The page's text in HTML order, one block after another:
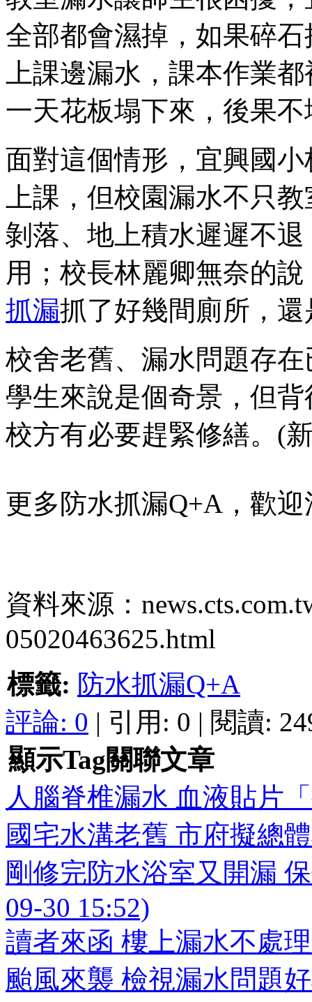
全部都會濕掉，如果碎
上課邊漏水，課本作業
一天花板塌下來，後果
面對這個情形，宜興國
上課，但校園漏水不只
剝落、地上積水遲遲不
用；校長林麗卿無奈的
抓漏抓了好幾間廁所，
校舍老舊、漏水問題存
學生來說是個奇景，但
校方有必要趕緊修繕。(
更多防水抓漏Q+A，歡
資料來源：
05020463625.html
標籤: 防水抓漏Q+A
評論: 0 | 引用: 0 | 閱讀:
顯示Tag關聯文章
人腦脊椎漏水 血液貼片
國宅水溝老舊 市府擬總
剛修完防水浴室又開漏
09-30 15:52)
讀者來函 樓上漏水不處
颱風來襲 檢視漏水問題